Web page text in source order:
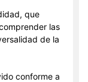
que
las
de la
conforme a